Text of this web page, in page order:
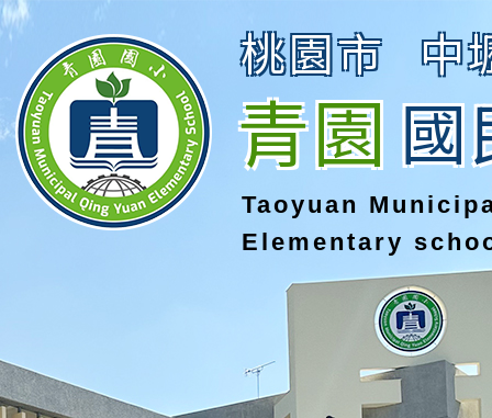
桃園市 中
青園國
Taoyuan
Elementary